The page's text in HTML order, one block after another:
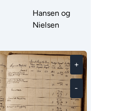
Hansen og
Nielsen
+
-